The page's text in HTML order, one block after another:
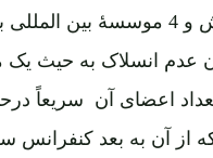
عضو دائمی، 16 سازمان آزادی بخش
عدم انسلاک به حیث
اعضای آن سریعاً
از آن به بعد